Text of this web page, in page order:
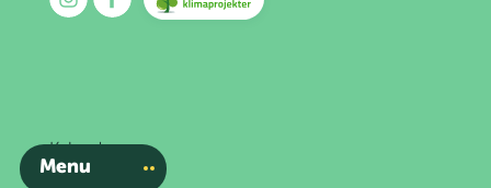
Menu
Kalender
Nyheder